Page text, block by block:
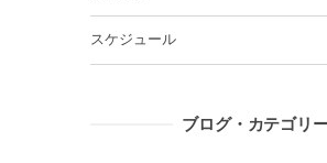
スケジュール
ブログ・カテゴリ